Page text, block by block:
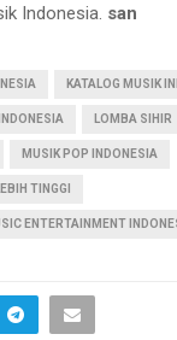
Indonesia. san
KATALOG MUSIK
LOMBA SIHIR
MUSIK POP INDONESIA
TINGGI
ENTERTAINMENT